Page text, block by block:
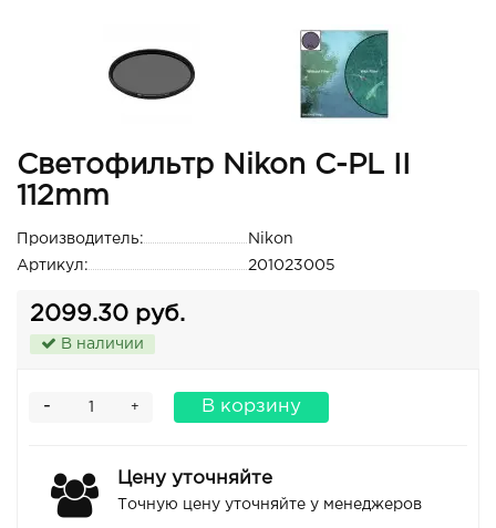
Светофильтр Nikon C-PL II
112mm
Производитель:
Nikon
Артикул:
201023005
2099.30 руб.
В наличии
+
- В корзину
Цену уточняйте
Точную цену уточняйте у менеджеров